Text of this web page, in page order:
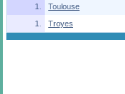
1.
Toulouse
1.
Troyes